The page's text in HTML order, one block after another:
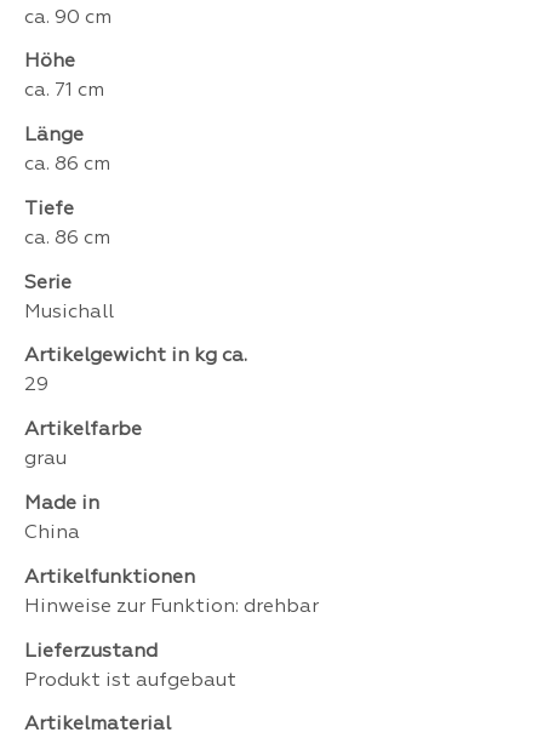
ca. 90 cm
Höhe
ca. 71 cm
Länge
ca. 86 cm
Tiefe
ca. 86 cm
Serie
Musichall
Artikelgewicht in kg ca.
29
Artikelfarbe
grau
Made in
China
Artikelfunktionen
Hinweise zur Funktion: drehbar
Lieferzustand
Produkt ist aufgebaut
Artikelmaterial